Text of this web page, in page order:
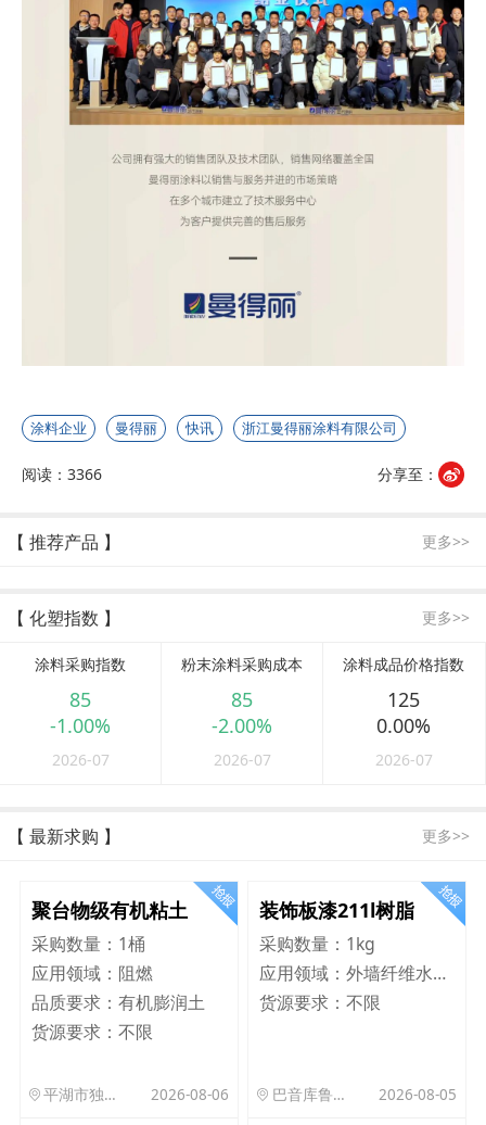
涂料企业 曼得丽 快讯 浙江曼得丽涂料有限公司
阅读：3366 分享至：
【 推荐产品 】 更多>>
【 化塑指数 】 更多>>
涂料采购指数
85
-1.00%
2026-07
粉末涂料采购成本
85
-2.00%
2026-07
涂料成品价格指数
125
0.00%
2026-07
【 最新求购 】 更多>>
聚台物级有机粘土
采购数量： 1桶
应用领域： 阻燃
品质要求： 有机膨润土
货源要求： 不限
平湖市独山港镇集港路 589 号 2026-08-06
装饰板漆211l树脂
采购数量： 1kg
应用领域：
外墙纤维水泥板
货源要求：不限
巴音库鲁提镇,托帕口岸六号库房 2026-08-05